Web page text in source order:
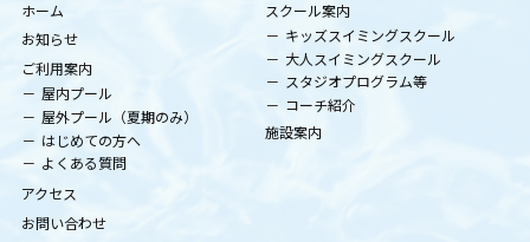
ホーム
お知らせ
ご利用案内
屋内プール
屋外プール（夏期のみ）
はじめての方へ
よくある質問
スクール案内
キッズスイミングスクール
大人スイミングスクール
スタジオプログラム等
コーチ紹介
施設案内
アクセス
お問い合わせ